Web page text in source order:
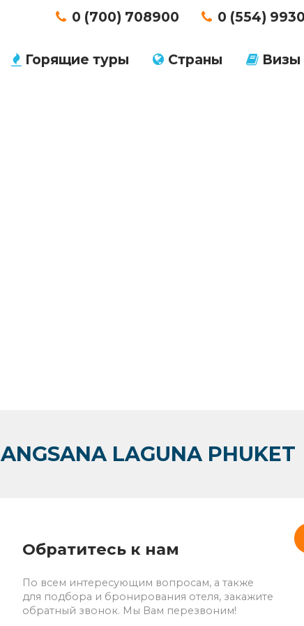
0 (700) 708900 0 (554)
Горящие туры Страны Визы
ANGSANA LAGUNA PHUKET
Обратитесь к нам
По всем интересующим вопросам, а также
для подбора и бронирования отеля, закажите
обратный звонок. Мы Вам перезвоним!